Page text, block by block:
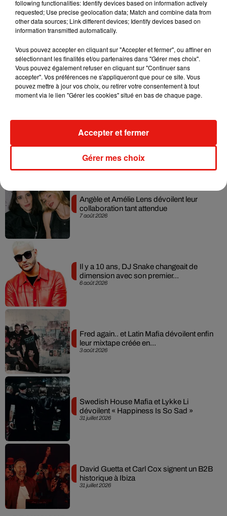
2020
Lors du premier confinement, les clients s’étaient rués sur le
papier toilette, la farine et les pâtes, créant des ruptures de
Musique
7 août 2026
RÜFÜS DU SOL annonce un nouvel
7 août 2026
Angèle et Amélie Lens dévoilent leur
collaboration tant attendue
6 août 2026
Il y a 10 ans, DJ Snake changeait de
dimension avec son premier...
3 août 2026
Fred again.. et Latin Mafia dévoilent enfin
leur mixtape créée en...
31 juillet 2026
Swedish House Mafia et Lykke Li
dévoilent « Happiness Is So Sad »
31 juillet 2026
David Guetta et Carl Cox signent un B2B
historique à Ibiza
following functionalities: Identify devices based on information actively
requested; Use precise geolocation data; Match and combine data from
other data sources; Link different devices; Identify devices based on
information transmitted automatically.
Vous pouvez accepter en cliquant sur "Accepter et fermer", ou affiner en
sélectionnant les finalités et/ou partenaires dans "Gérer mes choix".
Vous pouvez également refuser en cliquant sur "Continuer sans
accepter". Vos préférences ne s'appliqueront que pour ce site. Vous
pouvez mettre à jour vos choix, ou retirer votre consentement à tout
moment via le lien "Gérer les cookies" situé en bas de chaque page.
Gérer mes choix
Accepter et fermer